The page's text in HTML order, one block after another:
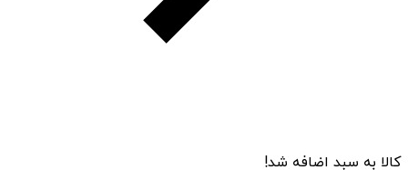
کالا به سبد اضافه شد!